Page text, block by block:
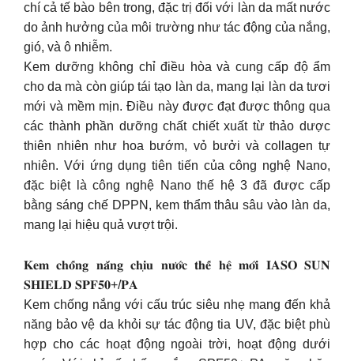
chí cả tế bào bên trong, đặc trị đối với làn da mất nước
do ảnh hưởng của môi trường như tác động của nắng,
gió, và ô nhiễm.
Kem dưỡng không chỉ điều hòa và cung cấp độ ẩm
cho da mà còn giúp tái tạo làn da, mang lại làn da tươi
mới và mềm mịn. Điều này được đạt được thông qua
các thành phần dưỡng chất chiết xuất từ thảo dược
thiên nhiên như hoa bướm, vỏ bưởi và collagen tự
nhiên. Với ứng dụng tiên tiến của công nghệ Nano,
đặc biệt là công nghệ Nano thế hệ 3 đã được cấp
bằng sáng chế DPPN, kem thẩm thâu sâu vào làn da,
mang lại hiệu quả vượt trội.
𝐊𝐞𝐦 𝐜𝐡𝐨̂́𝐧𝐠 𝐧𝐚̆́𝐧𝐠 𝐜𝐡𝐢̣𝐮 𝐧𝐮̛𝐨̛́𝐜 𝐭𝐡𝐞̂́ 𝐡𝐞̣̂ 𝐦𝐨̛́𝐢 𝐈𝐀𝐒𝐎 𝐒𝐔𝐍
𝐒𝐇𝐈𝐄𝐋𝐃 𝐒𝐏𝐅𝟓𝟎+/𝐏𝐀
Kem chống nắng với cấu trúc siêu nhẹ mang đến khả
năng bảo vệ da khỏi sự tác động tia UV, đặc biệt phù
hợp cho các hoạt động ngoài trời, hoạt động dưới